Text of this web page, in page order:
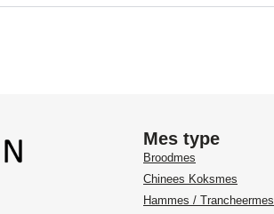
Mes type
Broodmes
Chinees Koksmes
Hammes / Trancheermes